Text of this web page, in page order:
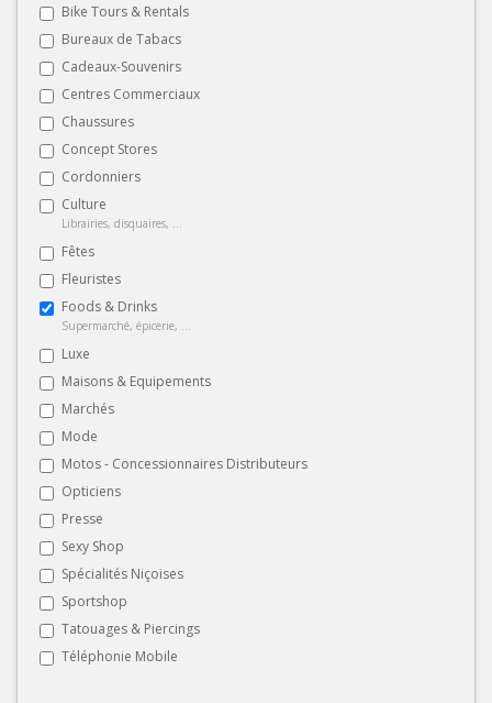
Bike Tours & Rentals
Bureaux de Tabacs
Cadeaux-Souvenirs
Centres Commerciaux
Chaussures
Concept Stores
Cordonniers
Culture
Librairies, disquaires, ...
Fêtes
Fleuristes
Foods & Drinks
Supermarché, épicerie, ...
Luxe
Maisons & Equipements
Marchés
Mode
Motos - Concessionnaires Distributeurs
Opticiens
Presse
Sexy Shop
Spécialités Niçoises
Sportshop
Tatouages & Piercings
Téléphonie Mobile